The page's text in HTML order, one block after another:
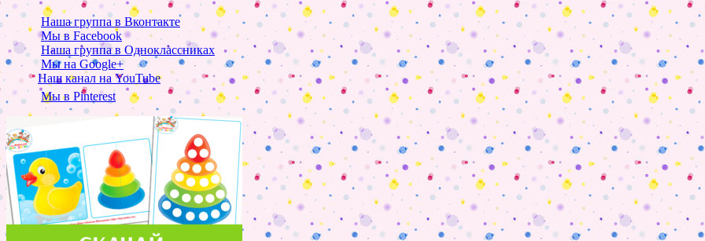
Наша группа в Вконтакте
Мы в Facebook
Наша группа в Одноклассниках
Мы на Google+
Наш канал на YouTube
Мы в Pinterest